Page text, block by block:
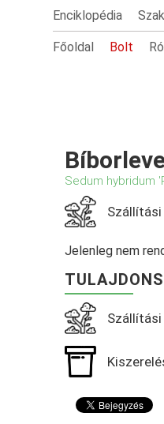
Enciklopédia
Főoldal Bolt
Sedum hybridum
Jelenleg nem